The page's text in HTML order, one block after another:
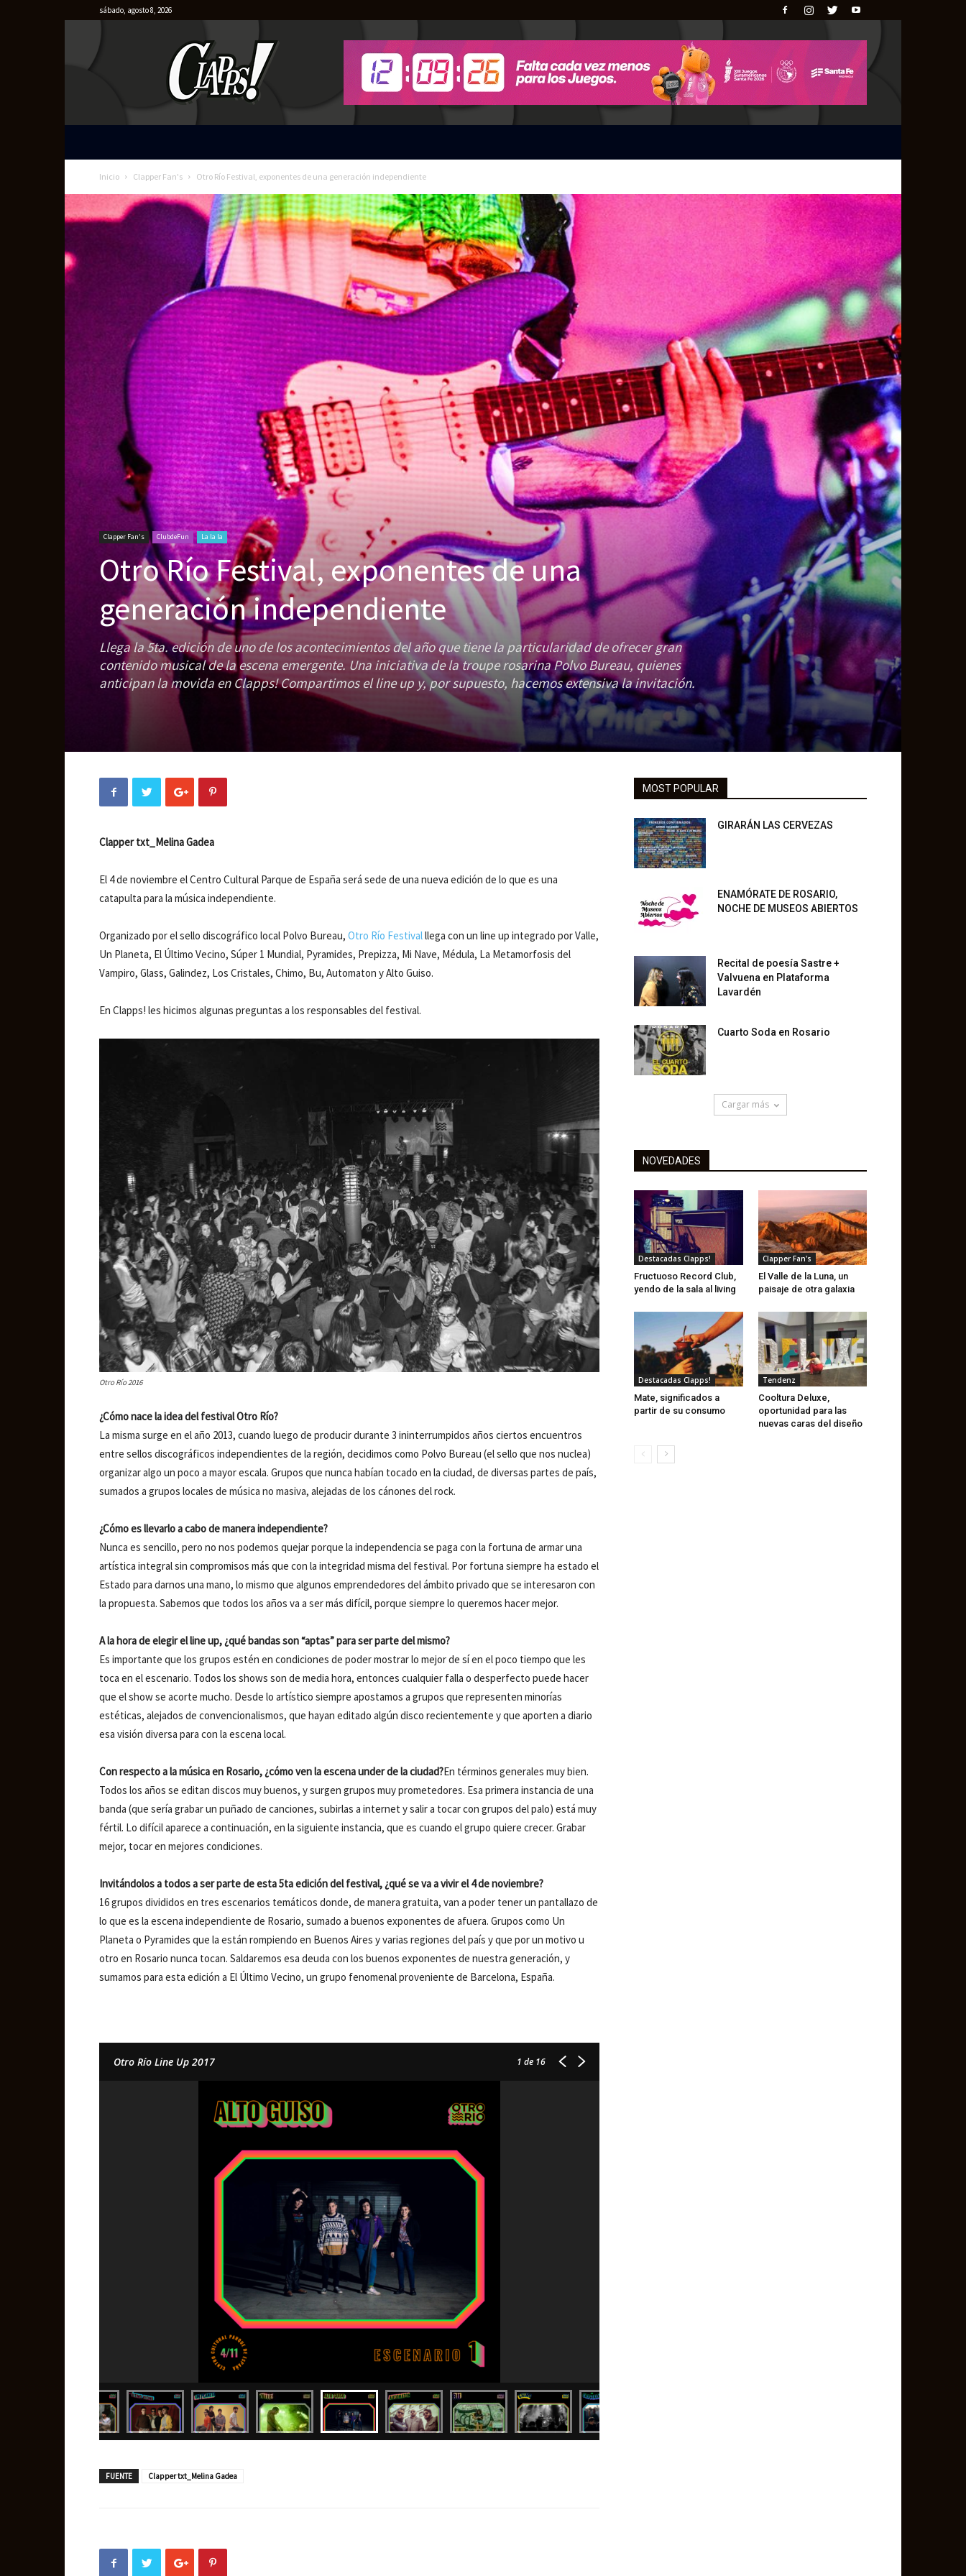
sábado, agosto 8, 2026
Inicio Clapper Fan's Otro Río Festival, exponentes de una generación independiente
Clapper Fan's ClubdeFun La la la
Otro Río Festival, exponentes de una
generación independiente
Llega la 5ta. edición de uno de los acontecimientos del año que tiene la particularidad de ofrecer gran
contenido musical de la escena emergente. Una iniciativa de la troupe rosarina Polvo Bureau, quienes
anticipan la movida en Clapps! Compartimos el line up y, por supuesto, hacemos extensiva la invitación.
Clapper txt_Melina Gadea
El 4 de noviembre el Centro Cultural Parque de España será sede de una nueva edición de lo que es una
catapulta para la música independiente.
Organizado por el sello discográfico local Polvo Bureau, Otro Río Festivalllega con un line up integrado por Valle,
Un Planeta, El Último Vecino, Súper 1 Mundial, Pyramides, Prepizza, Mi Nave, Médula, La Metamorfosis del
Vampiro, Glass, Galindez, Los Cristales, Chimo, Bu, Automaton y Alto Guiso.
En Clapps! les hicimos algunas preguntas a los responsables del festival.
Otro Río 2016
¿Cómo nace la idea del festival Otro Río?
La misma surge en el año 2013, cuando luego de producir durante 3 ininterrumpidos años ciertos encuentros
entre sellos discográficos independientes de la región, decidimos como Polvo Bureau (el sello que nos nuclea)
organizar algo un poco a mayor escala. Grupos que nunca habían tocado en la ciudad, de diversas partes de país,
sumados a grupos locales de música no masiva, alejadas de los cánones del rock.
¿Cómo es llevarlo a cabo de manera independiente?
Nunca es sencillo, pero no nos podemos quejar porque la independencia se paga con la fortuna de armar una
artística integral sin compromisos más que con la integridad misma del festival. Por fortuna siempre ha estado el
Estado para darnos una mano, lo mismo que algunos emprendedores del ámbito privado que se interesaron con
la propuesta. Sabemos que todos los años va a ser más difícil, porque siempre lo queremos hacer mejor.
A la hora de elegir el line up, ¿qué bandas son “aptas” para ser parte del mismo?
Es importante que los grupos estén en condiciones de poder mostrar lo mejor de sí en el poco tiempo que les
toca en el escenario. Todos los shows son de media hora, entonces cualquier falla o desperfecto puede hacer
que el show se acorte mucho. Desde lo artístico siempre apostamos a grupos que representen minorías
estéticas, alejados de convencionalismos, que hayan editado algún disco recientemente y que aporten a diario
esa visión diversa para con la escena local.
Con respecto a la música en Rosario, ¿cómo ven la escena under de la ciudad?En términos generales muy bien.
Todos los años se editan discos muy buenos, y surgen grupos muy prometedores. Esa primera instancia de una
banda (que sería grabar un puñado de canciones, subirlas a internet y salir a tocar con grupos del palo) está muy
fértil. Lo difícil aparece a continuación, en la siguiente instancia, que es cuando el grupo quiere crecer. Grabar
mejor, tocar en mejores condiciones.
Invitándolos a todos a ser parte de esta 5ta edición del festival, ¿qué se va a vivir el 4 de noviembre?
16 grupos divididos en tres escenarios temáticos donde, de manera gratuita, van a poder tener un pantallazo de
lo que es la escena independiente de Rosario, sumado a buenos exponentes de afuera. Grupos como Un
Planeta o Pyramides que la están rompiendo en Buenos Aires y varias regiones del país y que por un motivo u
otro en Rosario nunca tocan. Saldaremos esa deuda con los buenos exponentes de nuestra generación, y
sumamos para esta edición a El Último Vecino, un grupo fenomenal proveniente de Barcelona, España.
Otro Río Line Up 2017 1 de 16
FUENTE Clapper txt_Melina Gadea
MOST POPULAR
GIRARÁN LAS CERVEZAS
ENAMÓRATE DE ROSARIO,
NOCHE DE MUSEOS ABIERTOS
Recital de poesía Sastre +
Valvuena en Plataforma
Lavardén
Cuarto Soda en Rosario
Cargar más
NOVEDADES
Destacadas Clapps!
Fructuoso Record Club,
yendo de la sala al living
Clapper Fan's
El Valle de la Luna, un
paisaje de otra galaxia
Destacadas Clapps!
Mate, significados a
partir de su consumo
Tendenz
Cooltura Deluxe,
oportunidad para las
nuevas caras del diseño